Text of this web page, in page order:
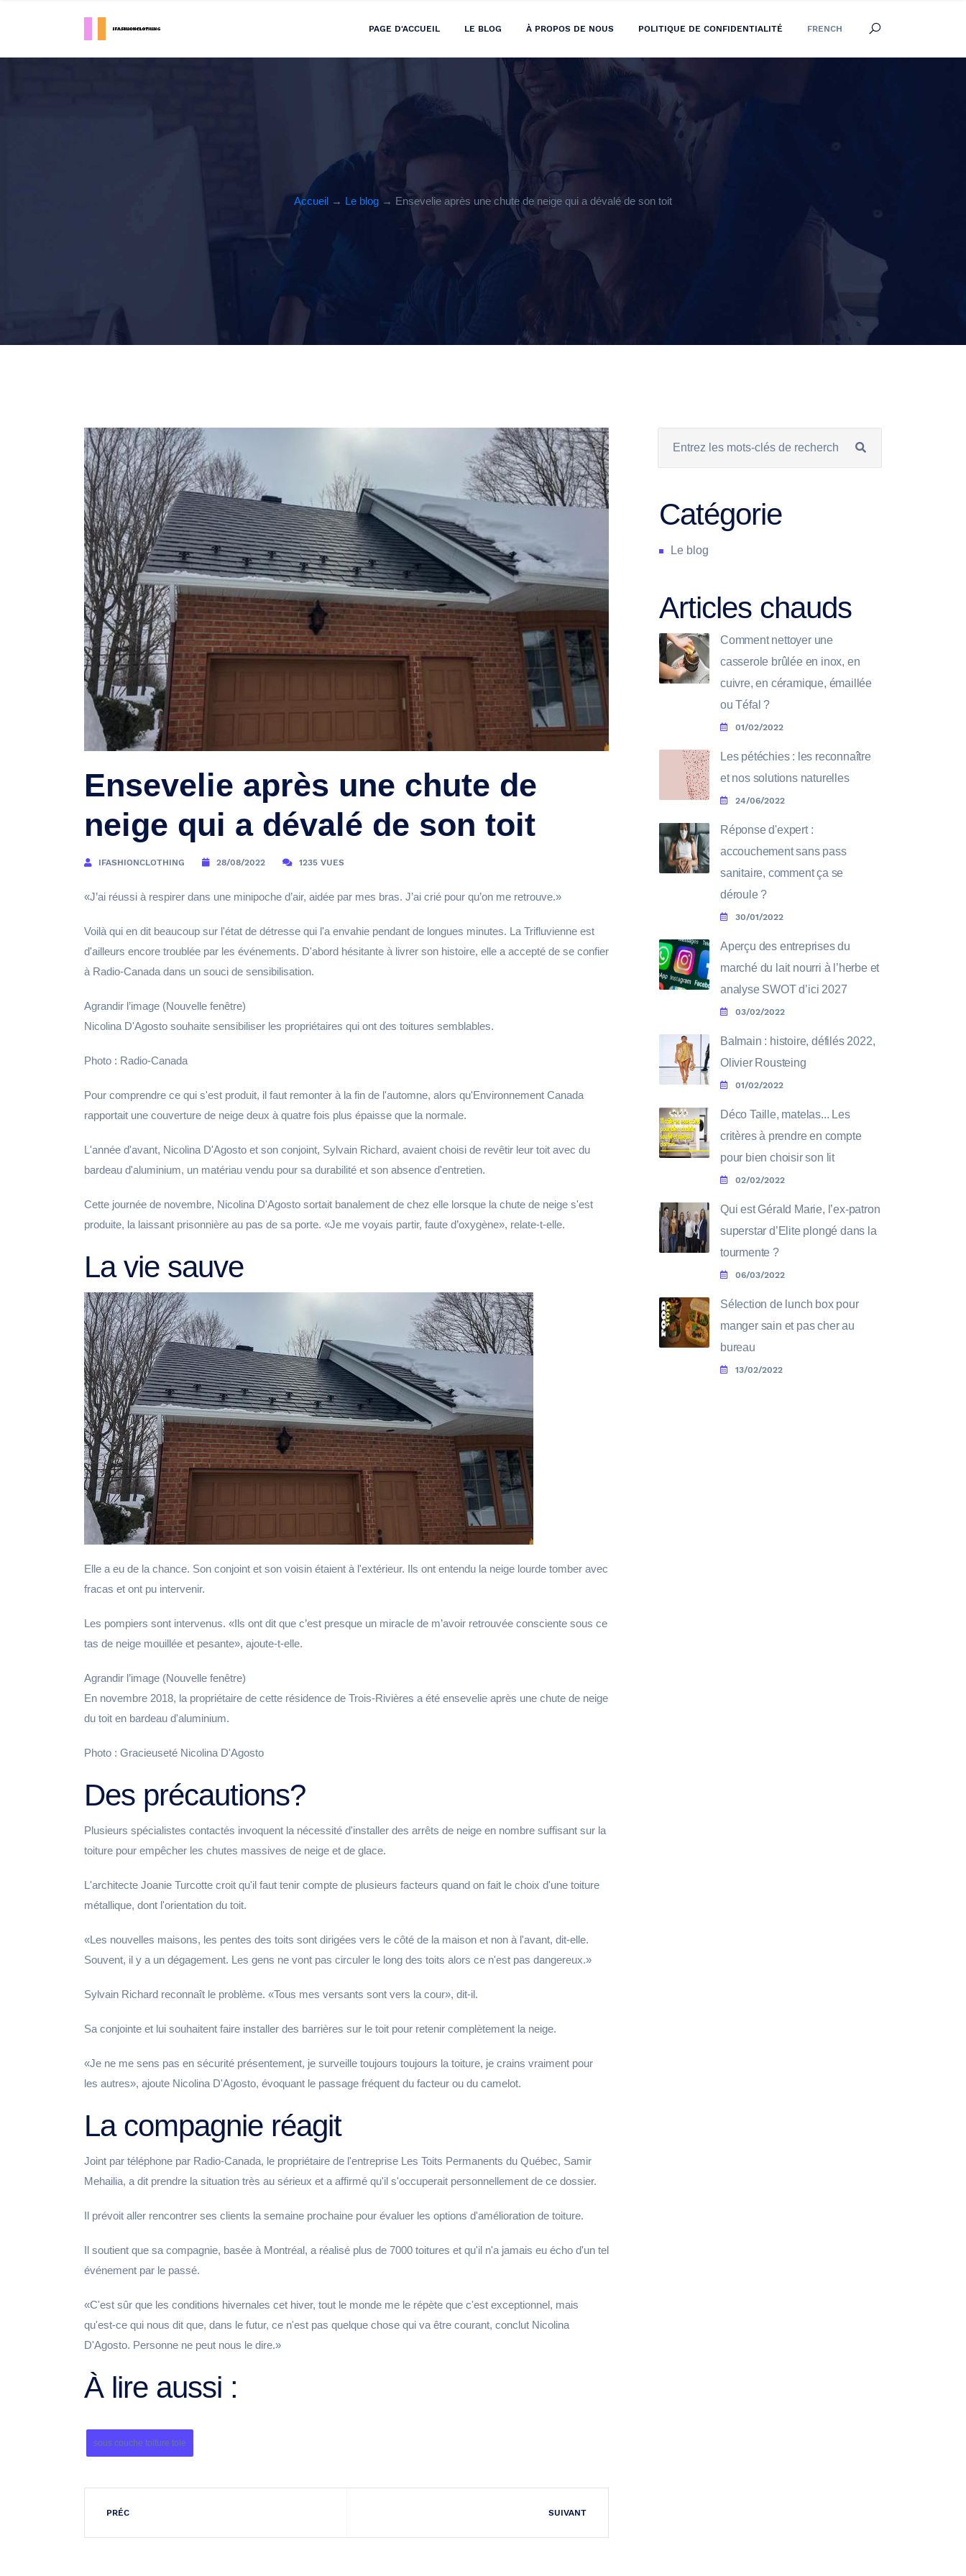
PAGE D'ACCUEIL LE BLOG À PROPOS DE NOUS POLITIQUE DE CONFIDENTIALITÉ FRENCH
Accueil → Le blog → Ensevelie après une chute de neige qui a dévalé de son toit
Ensevelie après une chute de
neige qui a dévalé de son toit
IFASHIONCLOTHING 28/08/2022 1235 VUES
J’ai réussi à respirer dans une minipoche d’air, aidée par mes bras. J’ai crié pour qu’on me retrouve.
Voilà qui en dit beaucoup sur l'état de détresse qui l'a envahie pendant de longues minutes. La Trifluvienne est
d'ailleurs encore troublée par les événements. D'abord hésitante à livrer son histoire, elle a accepté de se confier
à Radio-Canada dans un souci de sensibilisation.
Agrandir l’image (Nouvelle fenêtre)
Nicolina D'Agosto souhaite sensibiliser les propriétaires qui ont des toitures semblables.
Photo : Radio-Canada
Pour comprendre ce qui s'est produit, il faut remonter à la fin de l'automne, alors qu'Environnement Canada
rapportait une couverture de neige deux à quatre fois plus épaisse que la normale.
L'année d'avant, Nicolina D'Agosto et son conjoint, Sylvain Richard, avaient choisi de revêtir leur toit avec du
bardeau d'aluminium, un matériau vendu pour sa durabilité et son absence d'entretien.
Cette journée de novembre, Nicolina D'Agosto sortait banalement de chez elle lorsque la chute de neige s'est
produite, la laissant prisonnière au pas de sa porte.
Je me voyais partir, faute d’oxygène , relate-t-elle.
La vie sauve
Elle a eu de la chance. Son conjoint et son voisin étaient à l'extérieur. Ils ont entendu la neige lourde tomber avec
fracas et ont pu intervenir.
Les pompiers sont intervenus.
Ils ont dit que c’est presque un miracle de m’avoir retrouvée consciente sous ce
tas de neige mouillée et pesante , ajoute-t-elle.
Agrandir l’image (Nouvelle fenêtre)
En novembre 2018, la propriétaire de cette résidence de Trois-Rivières a été ensevelie après une chute de neige
du toit en bardeau d'aluminium.
Photo : Gracieuseté Nicolina D'Agosto
Des précautions?
Plusieurs spécialistes contactés invoquent la nécessité d'installer des arrêts de neige en nombre suffisant sur la
toiture pour empêcher les chutes massives de neige et de glace.
L'architecte Joanie Turcotte croit qu'il faut tenir compte de plusieurs facteurs quand on fait le choix d'une toiture
métallique, dont l'orientation du toit.
Les nouvelles maisons, les pentes des toits sont dirigées vers le côté de la maison et non à l'avant, dit-elle.
Souvent, il y a un dégagement. Les gens ne vont pas circuler le long des toits alors ce n'est pas dangereux.
Sylvain Richard reconnaît le problème. Tous mes versants sont vers la cour , dit-il.
Sa conjointe et lui souhaitent faire installer des barrières sur le toit pour retenir complètement la neige.
Je ne me sens pas en sécurité présentement, je surveille toujours toujours la toiture, je crains vraiment pour
les autres , ajoute Nicolina D'Agosto, évoquant le passage fréquent du facteur ou du camelot.
La compagnie réagit
Joint par téléphone par Radio-Canada, le propriétaire de l'entreprise Les Toits Permanents du Québec, Samir
Mehailia, a dit prendre la situation très au sérieux et a affirmé qu'il s'occuperait personnellement de ce dossier.
Il prévoit aller rencontrer ses clients la semaine prochaine pour évaluer les options d'amélioration de toiture.
Il soutient que sa compagnie, basée à Montréal, a réalisé plus de 7000 toitures et qu'il n'a jamais eu écho d'un tel
événement par le passé.
C'est sûr que les conditions hivernales cet hiver, tout le monde me le répète que c'est exceptionnel, mais
qu'est-ce qui nous dit que, dans le futur, ce n'est pas quelque chose qui va être courant, conclut Nicolina
D'Agosto. Personne ne peut nous le dire.
À lire aussi :
sous couche toiture tole
PRÉC SUIVANT
Catégorie
Le blog
Articles chauds
Comment nettoyer une
casserole brûlée en inox, en
cuivre, en céramique, émaillée
ou Téfal ?
01/02/2022
Les pétéchies : les reconnaître
et nos solutions naturelles
24/06/2022
Réponse d'expert :
accouchement sans pass
sanitaire, comment ça se
déroule ?
30/01/2022
Aperçu des entreprises du
marché du lait nourri à l’herbe et
analyse SWOT d’ici 2027
03/02/2022
Balmain : histoire, défilés 2022,
Olivier Rousteing
01/02/2022
Déco Taille, matelas... Les
critères à prendre en compte
pour bien choisir son lit
02/02/2022
Qui est Gérald Marie, l’ex-patron
superstar d’Elite plongé dans la
tourmente ?
06/03/2022
Sélection de lunch box pour
manger sain et pas cher au
bureau
13/02/2022